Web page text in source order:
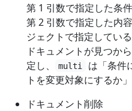
第 1 引数で指定した条
第 2 引数で指定した内
ジェクトで指定している
ドキュメントが見つか
定し、
multi
は「条件
トを変更対象にするか
ドキュメント削除